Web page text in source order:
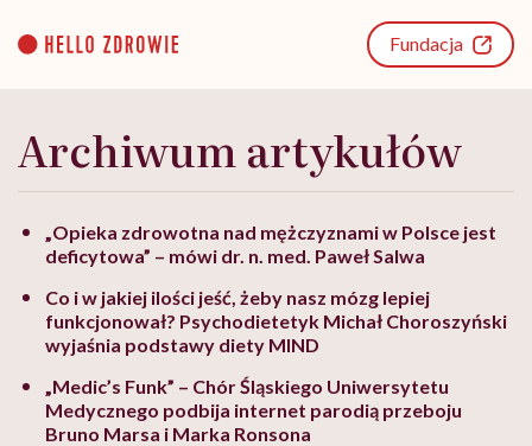
content
Fundacja
Archiwum artykułów
„Opieka zdrowotna nad mężczyznami w Polsce jest
deficytowa” – mówi dr. n. med. Paweł Salwa
Co i w jakiej ilości jeść, żeby nasz mózg lepiej
funkcjonował? Psychodietetyk Michał Choroszyński
wyjaśnia podstawy diety MIND
„Medic’s Funk” – Chór Śląskiego Uniwersytetu
Medycznego podbija internet parodią przeboju
Bruno Marsa i Marka Ronsona